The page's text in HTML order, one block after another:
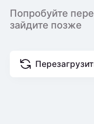
Попробуйте
зайдите позже